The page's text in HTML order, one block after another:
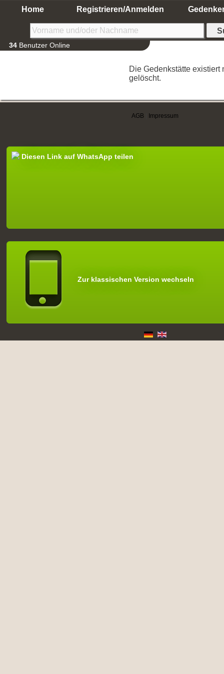
Home Registrieren/Anmelden
34 Benutzer Online
Die Gedenkstätte existiert
gelöscht.
AGB Impressum
Diesen Link auf WhatsApp teilen
Zur klassischen Version wechseln